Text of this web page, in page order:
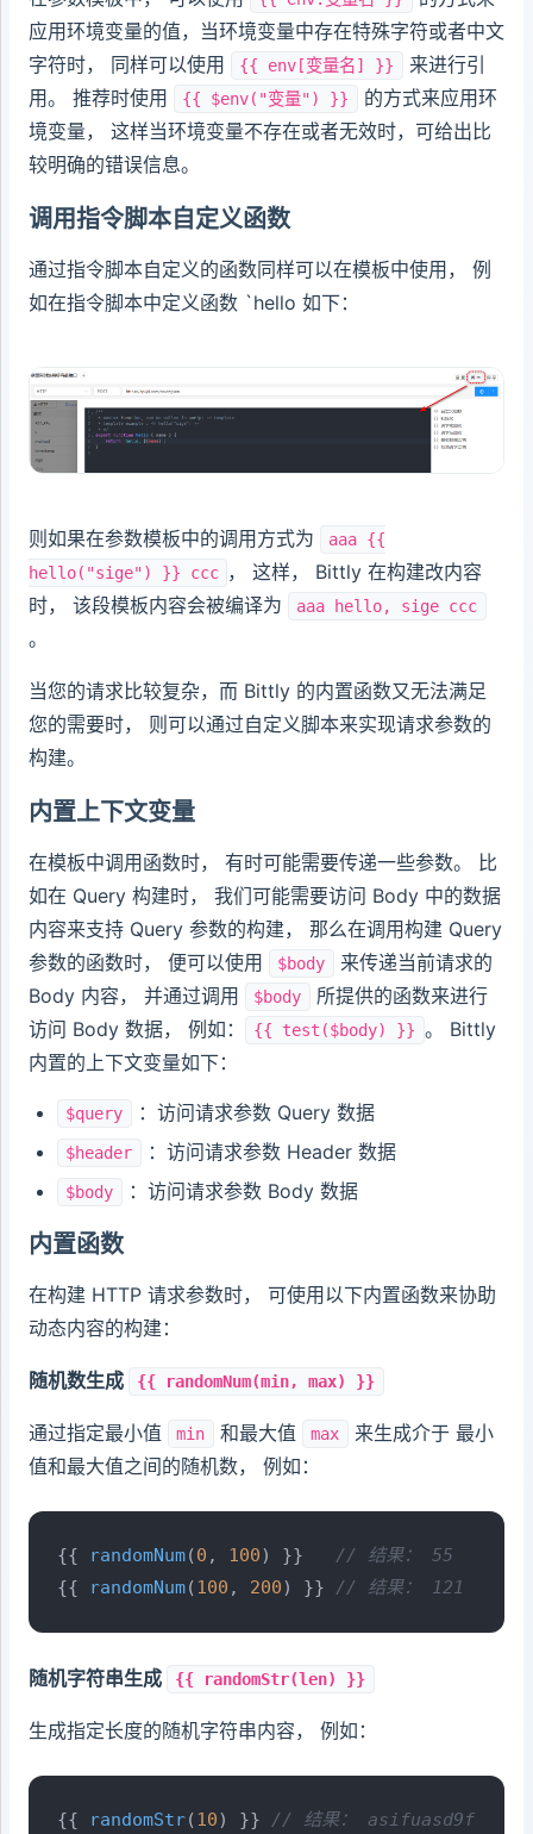
应用环境变量的值，当环境变量中存在特殊字符或者中文
字符时， 同样可以使用
{{ env[变量名] }}
来进行引
用。 推荐时使用
{{ $env("变量") }}
的方式来应用环
境变量， 这样当环境变量不存在或者无效时，可给出比
较明确的错误信息。
调用指令脚本自定义函数
通过指令脚本自定义的函数同样可以在模板中使用， 例
如在指令脚本中定义函数 `hello 如下：
则如果在参数模板中的调用方式为
aaa {{
hello("sige") }} ccc ， 这样， Bittly 在构建改内容
时， 该段模板内容会被编译为
aaa hello, sige ccc
。
当您的请求比较复杂，而 Bittly 的内置函数又无法满足
您的需要时， 则可以通过自定义脚本来实现请求参数的
构建。
内置上下文变量
在模板中调用函数时， 有时可能需要传递一些参数。 比
如在 Query 构建时， 我们可能需要访问 Body 中的数据
内容来支持 Query 参数的构建， 那么在调用构建 Query
参数的函数时， 便可以使用
$body
来传递当前请求的
Body 内容， 并通过调用
$body
所提供的函数来进行
访问 Body 数据， 例如：
{{ test($body) }} 。 Bittly
内置的上下文变量如下：
$query ：访问请求参数 Query 数据
$header ：访问请求参数 Header 数据
$body ：访问请求参数 Body 数据
内置函数
在构建 HTTP 请求参数时， 可使用以下内置函数来协助
动态内容的构建：
随机数生成 {{ randomNum(min, max) }}
通过指定最小值 min 和最大值 max
来生成介于 最小
值和最大值之间的随机数， 例如：
{{ randomNum(0 , 100) }} // 结果： 55
{{
randomNum(100 , 200) }} // 结果： 121
随机字符串生成 {{ randomStr(len) }}
生成指定长度的随机字符串内容， 例如：
{{ randomStr(10) }} // 结果： asifuasd9f